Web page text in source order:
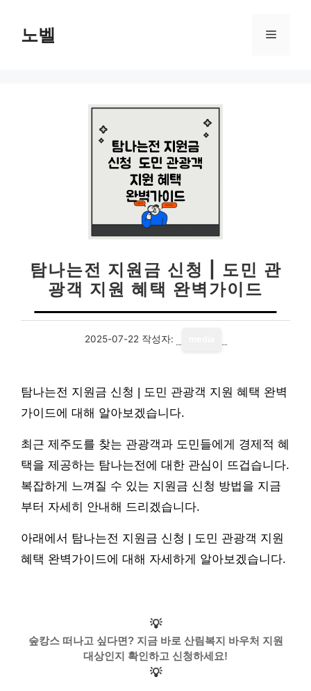
노벨 메
탐나는전 지원금 신청 | 도민 관
광객 지원 혜택 완벽가이드
2025-07-22 작성자:
탐나는전 지원금 신청 | 도민 관광객 지원 혜택 완벽
가이드에 대해 알아보겠습니다.
최근 제주도를 찾는 관광객과 도민들에게 경제적 혜
택을 제공하는 탐나는전에 대한 관심이 뜨겁습니다.
복잡하게 느껴질 수 있는 지원금 신청 방법을 지금
부터 자세히 안내해 드리겠습니다.
아래에서 탐나는전 지원금 신청 | 도민 관광객 지원
혜택 완벽가이드에 대해 자세하게 알아보겠습니다.
💡
숲캉스 떠나고 싶다면? 지금 바로 산림복지 바우처 지원
대상인지 확인하고 신청하세요!
💡